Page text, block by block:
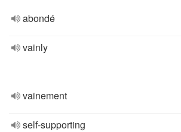
abondé
vainly
vainement
self-supporting